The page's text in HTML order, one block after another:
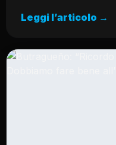
Leggi l’articolo →